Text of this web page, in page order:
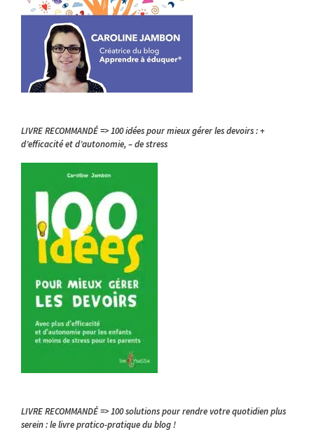
LIVRE RECOMMANDÉ => 100 idées pour mieux gérer les devoirs : +
d’efficacité et d’autonomie, – de stress
LIVRE RECOMMANDÉ => 100 solutions pour rendre votre quotidien plus
serein : le livre pratico-pratique du blog !